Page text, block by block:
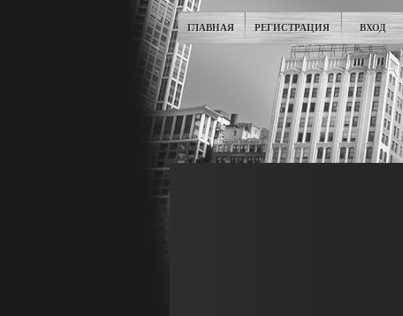
ГЛАВНАЯ РЕГИСТРАЦИЯ ВХОД